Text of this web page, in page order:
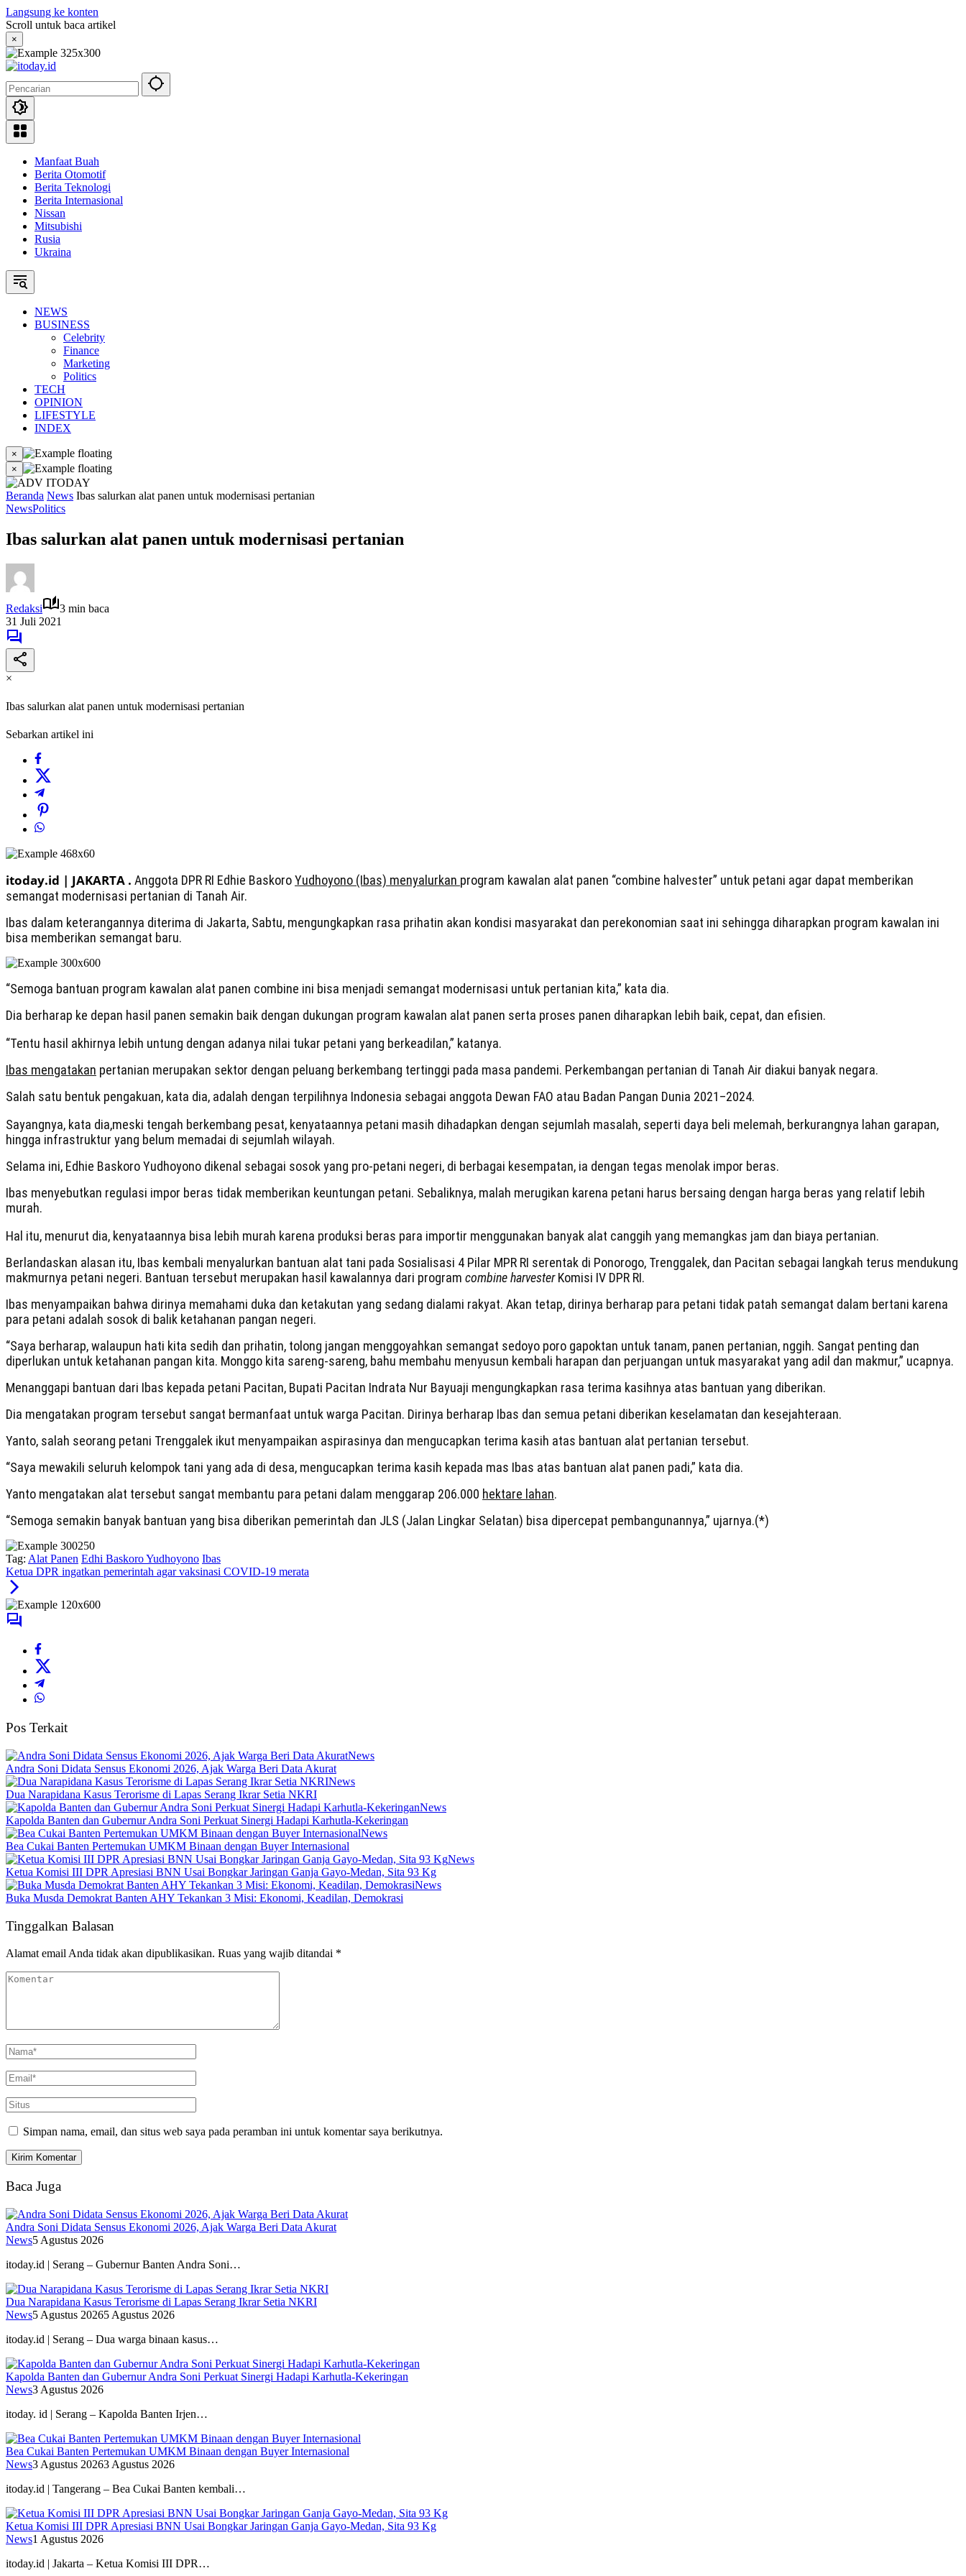
Langsung ke konten
Scroll untuk baca artikel
×
Manfaat Buah
Berita Otomotif
Berita Teknologi
Berita Internasional
Nissan
Mitsubishi
Rusia
Ukraina
NEWS
BUSINESS
Celebrity
Finance
Marketing
Politics
TECH
OPINION
LIFESTYLE
INDEX
×
×
Beranda News Ibas salurkan alat panen untuk modernisasi pertanian
NewsPolitics
Ibas salurkan alat panen untuk modernisasi pertanian
Redaksi
3 min baca
31 Juli 2021
×
Ibas salurkan alat panen untuk modernisasi pertanian
Sebarkan artikel ini
itoday.id | JAKARTA . Anggota DPR RI Edhie BaskoroYudhoyono (Ibas) menyalurkan program kawalan alat panen “combine halvester” untuk petani agar dapat memberikan
semangat modernisasi pertanian di Tanah Air.
Ibas dalam keterangannya diterima di Jakarta, Sabtu, mengungkapkan rasa prihatin akan kondisi masyarakat dan perekonomian saat ini sehingga diharapkan program kawalan ini
bisa memberikan semangat baru.
“Semoga bantuan program kawalan alat panen combine ini bisa menjadi semangat modernisasi untuk pertanian kita,” kata dia.
Dia berharap ke depan hasil panen semakin baik dengan dukungan program kawalan alat panen serta proses panen diharapkan lebih baik, cepat, dan efisien.
“Tentu hasil akhirnya lebih untung dengan adanya nilai tukar petani yang berkeadilan,” katanya.
Ibas mengatakan pertanian merupakan sektor dengan peluang berkembang tertinggi pada masa pandemi. Perkembangan pertanian di Tanah Air diakui banyak negara.
Salah satu bentuk pengakuan, kata dia, adalah dengan terpilihnya Indonesia sebagai anggota Dewan FAO atau Badan Pangan Dunia 2021–2024.
Sayangnya, kata dia,meski tengah berkembang pesat, kenyataannya petani masih dihadapkan dengan sejumlah masalah, seperti daya beli melemah, berkurangnya lahan garapan,
hingga infrastruktur yang belum memadai di sejumlah wilayah.
Selama ini, Edhie Baskoro Yudhoyono dikenal sebagai sosok yang pro-petani negeri, di berbagai kesempatan, ia dengan tegas menolak impor beras.
Ibas menyebutkan regulasi impor beras tidak memberikan keuntungan petani. Sebaliknya, malah merugikan karena petani harus bersaing dengan harga beras yang relatif lebih
murah.
Hal itu, menurut dia, kenyataannya bisa lebih murah karena produksi beras para importir menggunakan banyak alat canggih yang memangkas jam dan biaya pertanian.
Berlandaskan alasan itu, Ibas kembali menyalurkan bantuan alat tani pada Sosialisasi 4 Pilar MPR RI serentak di Ponorogo, Trenggalek, dan Pacitan sebagai langkah terus mendukung
makmurnya petani negeri. Bantuan tersebut merupakan hasil kawalannya dari program combine harvesterKomisi IV DPR RI.
Ibas menyampaikan bahwa dirinya memahami duka dan ketakutan yang sedang dialami rakyat. Akan tetap, dirinya berharap para petani tidak patah semangat dalam bertani karena
para petani adalah sosok di balik ketahanan pangan negeri.
“Saya berharap, walaupun hati kita sedih dan prihatin, tolong jangan menggoyahkan semangat sedoyo poro gapoktan untuk tanam, panen pertanian, nggih. Sangat penting dan
diperlukan untuk ketahanan pangan kita. Monggo kita sareng-sareng, bahu membahu menyusun kembali harapan dan perjuangan untuk masyarakat yang adil dan makmur,” ucapnya.
Menanggapi bantuan dari Ibas kepada petani Pacitan, Bupati Pacitan Indrata Nur Bayuaji mengungkapkan rasa terima kasihnya atas bantuan yang diberikan.
Dia mengatakan program tersebut sangat bermanfaat untuk warga Pacitan. Dirinya berharap Ibas dan semua petani diberikan keselamatan dan kesejahteraan.
Yanto, salah seorang petani Trenggalek ikut menyampaikan aspirasinya dan mengucapkan terima kasih atas bantuan alat pertanian tersebut.
“Saya mewakili seluruh kelompok tani yang ada di desa, mengucapkan terima kasih kepada mas Ibas atas bantuan alat panen padi,” kata dia.
Yanto mengatakan alat tersebut sangat membantu para petani dalam menggarap 206.000 hektare lahan.
“Semoga semakin banyak bantuan yang bisa diberikan pemerintah dan JLS (Jalan Lingkar Selatan) bisa dipercepat pembangunannya,” ujarnya.(*)
Tag: Alat Panen Edhi Baskoro Yudhoyono Ibas
Ketua DPR ingatkan pemerintah agar vaksinasi COVID-19 merata
Pos Terkait
News
Andra Soni Didata Sensus Ekonomi 2026, Ajak Warga Beri Data Akurat
News
Dua Narapidana Kasus Terorisme di Lapas Serang Ikrar Setia NKRI
News
Kapolda Banten dan Gubernur Andra Soni Perkuat Sinergi Hadapi Karhutla-Kekeringan
News
Bea Cukai Banten Pertemukan UMKM Binaan dengan Buyer Internasional
News
Ketua Komisi III DPR Apresiasi BNN Usai Bongkar Jaringan Ganja Gayo-Medan, Sita 93 Kg
News
Buka Musda Demokrat Banten AHY Tekankan 3 Misi: Ekonomi, Keadilan, Demokrasi
Tinggalkan Balasan
Alamat email Anda tidak akan dipublikasikan. Ruas yang wajib ditandai *
Simpan nama, email, dan situs web saya pada peramban ini untuk komentar saya berikutnya.
Baca Juga
Andra Soni Didata Sensus Ekonomi 2026, Ajak Warga Beri Data Akurat
News5 Agustus 2026
itoday.id | Serang – Gubernur Banten Andra Soni…
Dua Narapidana Kasus Terorisme di Lapas Serang Ikrar Setia NKRI
News5 Agustus 20265 Agustus 2026
itoday.id | Serang – Dua warga binaan kasus…
Kapolda Banten dan Gubernur Andra Soni Perkuat Sinergi Hadapi Karhutla-Kekeringan
News3 Agustus 2026
itoday. id | Serang – Kapolda Banten Irjen…
Bea Cukai Banten Pertemukan UMKM Binaan dengan Buyer Internasional
News3 Agustus 20263 Agustus 2026
itoday.id | Tangerang – Bea Cukai Banten kembali…
Ketua Komisi III DPR Apresiasi BNN Usai Bongkar Jaringan Ganja Gayo-Medan, Sita 93 Kg
News1 Agustus 2026
itoday.id | Jakarta – Ketua Komisi III DPR…